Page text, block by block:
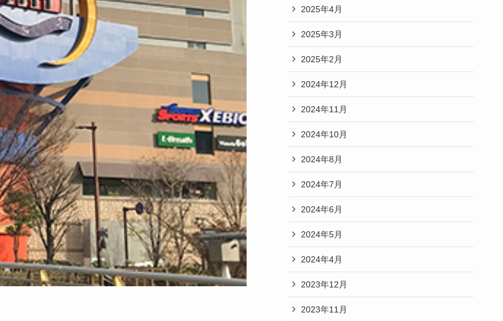
2025年4月
2025年3月
2025年2月
2024年12月
2024年11月
2024年10月
2024年8月
2024年7月
2024年6月
2024年5月
2024年4月
2023年12月
2023年11月